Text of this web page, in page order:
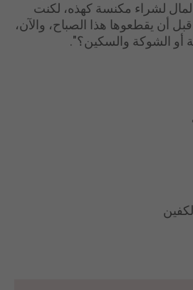
لشراء مكنسة كهذه، لكنت
أن يقطعوها هذا الصباح، والآن،
أو الشوكة والسكين؟".